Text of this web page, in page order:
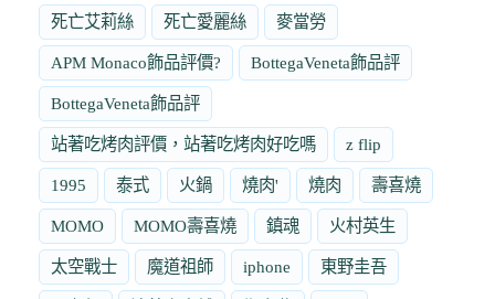
死亡艾莉絲 死亡愛麗絲 麥當勞
APM Monaco飾品評價? BottegaVeneta飾品評
BottegaVeneta飾品評
站著吃烤肉評價，站著吃烤肉好吃嗎 z flip
1995 泰式 火鍋 燒肉' 燒肉 壽喜燒
MOMO MOMO壽喜燒 鎮魂 火村英生
太空戰士 魔道祖師 iphone 東野圭吾